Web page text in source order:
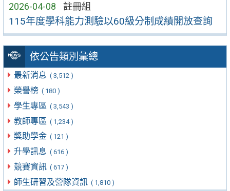
2026-04-08 註冊組
115年度學科能力測驗以60級分制成績開放查詢
依公告類別彙總
最新消息 ( 3,512 )
榮譽榜 ( 180 )
學生專區 ( 3,543 )
教師專區 ( 1,234 )
獎助學金 ( 121 )
升學訊息 ( 616 )
競賽資訊 ( 617 )
師生研習及營隊資訊 ( 1,810 )